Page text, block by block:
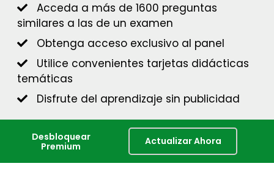
Acceda a más de 1600 preguntas
similares a las de un examen
Obtenga acceso exclusivo al panel
Utilice convenientes tarjetas didácticas
temáticas
Disfrute del aprendizaje sin publicidad
Desbloquear
Premium
Actualizar Ahora